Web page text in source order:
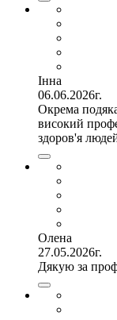
Інна
06.06.2026г.
Окрема
високий
здоров'я
Олена
27.05.2026г.
Дякую за